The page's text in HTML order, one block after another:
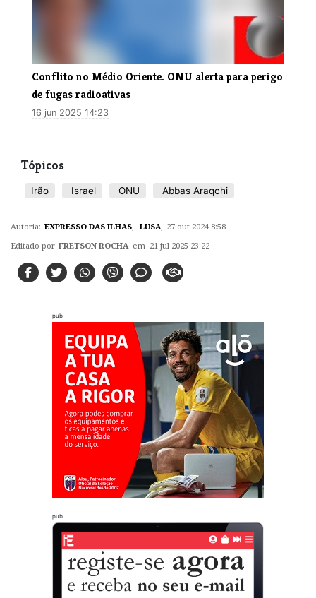
Conflito no Médio Oriente. ONU alerta para perigo
de fugas radioativas
16 jun 2025 14:23
Tópicos
Irão Israel ONU Abbas Araqchi
Autoria: EXPRESSO DAS ILHAS LUSA 27 out 2024 8:58
Editado por FRETSON ROCHA em 21 jul 2025 23:22
pub
pub.